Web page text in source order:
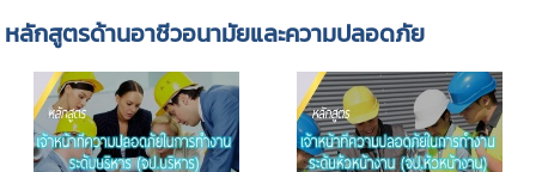
หลักสูตรด้านอาชีวอนามัยและความปลอดภัย